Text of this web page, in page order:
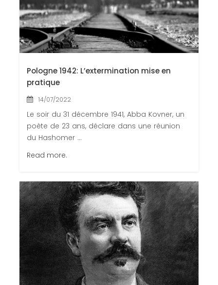
Pologne 1942: L’extermination mise en
pratique
14/07/2022
Le soir du 31 décembre 1941, Abba Kovner, un
poète de 23 ans, déclare dans une réunion
du Hashomer ...
Read more.